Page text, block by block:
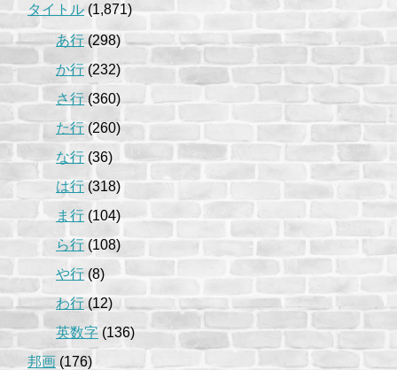
タイトル (1,871)
あ行(298)
か行 (232)
さ行 (360)
た行 (260)
な行 (36)
は行 (318)
ま行 (104)
ら行 (108)
や行 (8)
わ行(12)
英数字 (136)
邦画 (176)